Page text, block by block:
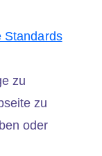
Standards
zu
zu
oder